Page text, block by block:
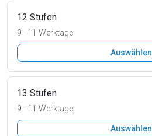
12 Stufen
9 - 11 Werktage
Auswählen
13 Stufen
9 - 11 Werktage
Auswählen